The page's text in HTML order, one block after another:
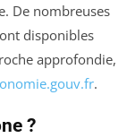
De nombreuses
disponibles
approfondie,
.
?